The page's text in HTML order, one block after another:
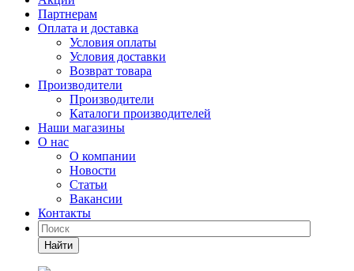
Партнерам
Оплата и доставка
Условия оплаты
Условия доставки
Возврат товара
Производители
Производители
Каталоги производителей
Наши магазины
О нас
О компании
Новости
Статьи
Вакансии
Контакты
Найти